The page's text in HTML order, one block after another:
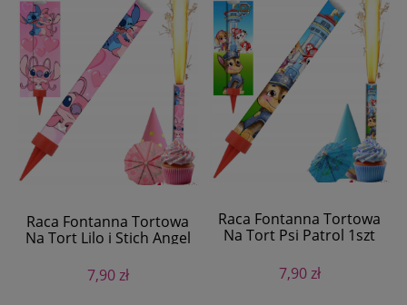
Raca Fontanna Tortowa
Na Tort Lilo i Stich Angel
7,90 zł
Raca Fontanna Tortowa
Na Tort Psi Patrol 1szt
7,90 zł